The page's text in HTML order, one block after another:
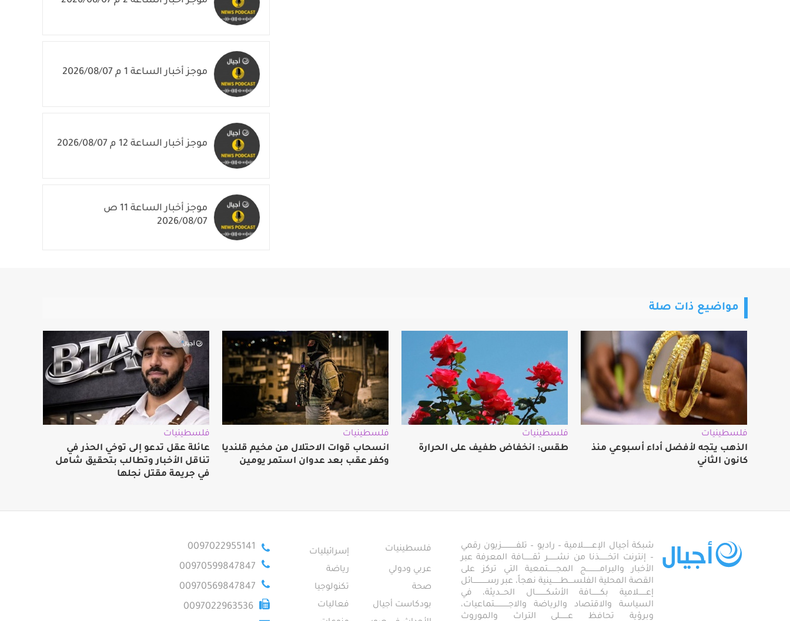
موجز أخبار الساعة 1 م 2026/08/07
موجز أخبار الساعة 12 م 2026/08/07
موجز أخبار الساعة 11 ص
2026/08/07
مواضيع ذات صلة
فلسطينيات
الذهب يتجه لأفضل أداء أسبوعي منذ
كانون الثاني
فلسطينيات
طقس: انخفاض طفيف على الحرارة
فلسطينيات
انسحاب قوات الاحتلال من مخيم قلنديا
وكفر عقب بعد عدوان استمر يومين
فلسطينيات
عائلة عقل تدعو إلى توخي الحذر في
تناقل الأخبار وتطالب بتحقيق شامل
في جريمة مقتل نجلها
شبكة أجيال الإعـــــــلامية – راديو – تلفــــــــــــزيون رقمي
– إنترنت اتخـــــــذنا من نشـــــــر ثقـــــــافة المعرفة عبر
الأخبار والبرامـــــــــــج المجـــــــتمعية التي تركز على
القصة المحلية الفلســــطـــــــينية نهجاً، عبر رســــــــــــائل
إعــــــلامية بكـــــــافة الأشكـــــــــال الحـــديثة، في
السياسة والاقتصاد والرياضة والاجــــــــــــتماعيات،
وبرؤية تحافظ عـــــــلى التراث والموروث
فلسطينيات
إسرائيليات
عربي ودولي
رياضة
صحة
تكنولوجيا
بودكاست أجيال
فعاليات
0097022955141
00970599847847
00970569847847
0097022963536